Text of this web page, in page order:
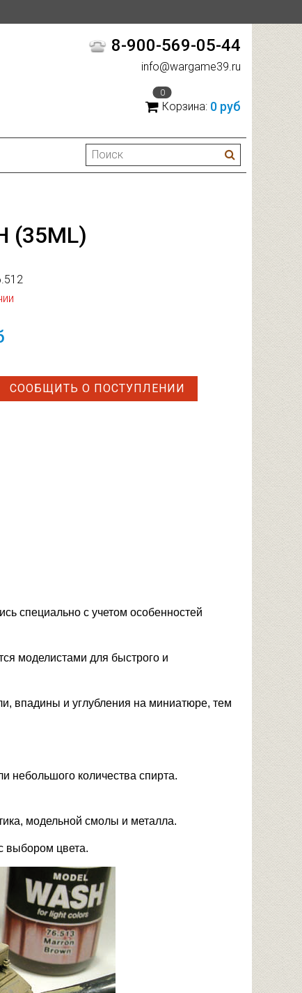
8-900-569-05-44
info@wargame39.ru
0
Корзина: 0 руб
(35ML)
СООБЩИТЬ О ПОСТУПЛЕНИИ
специально с учетом особенностей
моделистами для быстрого и
впадины и углубления на миниатюре, тем
небольшого количества спирта.
модельной смолы и металла.
выбором цвета.